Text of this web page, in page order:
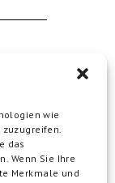
wie
das
Wenn Sie Ihre
Merkmale und